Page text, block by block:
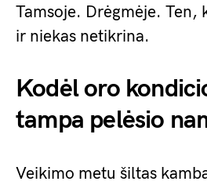
Tamsoje. Drėgmėje. Ten,
ir niekas netikrina.
Kodėl oro
tampa pelėsio
Veikimo metu šiltas